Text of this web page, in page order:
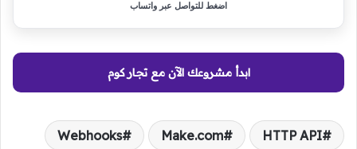
اضغط للتواصل عبر واتساب
ابدأ مشروعك الآن مع تجار كوم
HTTP API
Make.com
Webhooks